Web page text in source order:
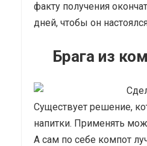
факту получения
дней, чтобы он
Брага из
Существует решение,
напитки. Применять
А сам по себе компот